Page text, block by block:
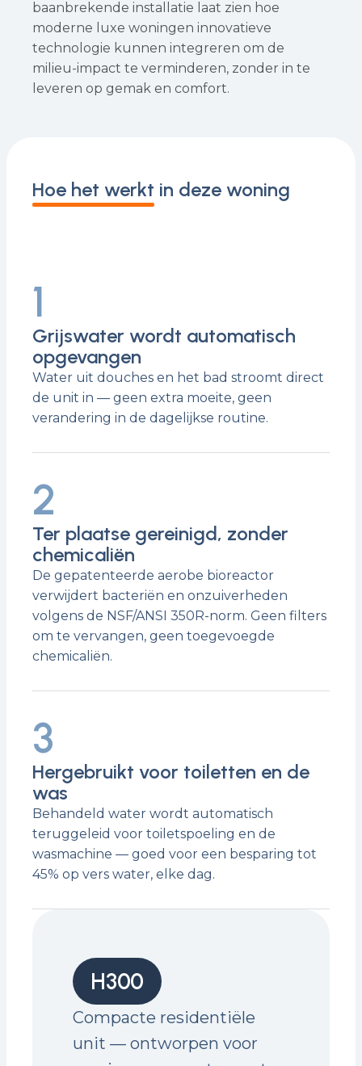
baanbrekende installatie laat zien hoe
moderne luxe woningen innovatieve
technologie kunnen integreren om de
milieu-impact te verminderen, zonder in te
leveren op gemak en comfort.
Hoe het werkt in deze woning
1
Grijswater wordt automatisch
opgevangen
Water uit douches en het bad stroomt direct
de unit in — geen extra moeite, geen
verandering in de dagelijkse routine.
2
Ter plaatse gereinigd, zonder
chemicaliën
De gepatenteerde aerobe bioreactor
verwijdert bacteriën en onzuiverheden
volgens de NSF/ANSI 350R-norm. Geen filters
om te vervangen, geen toegevoegde
chemicaliën.
3
Hergebruikt voor toiletten en de
was
Behandeld water wordt automatisch
teruggeleid voor toiletspoeling en de
wasmachine — goed voor een besparing tot
45% op vers water, elke dag.
H300
Compacte residentiële
unit — ontworpen voor